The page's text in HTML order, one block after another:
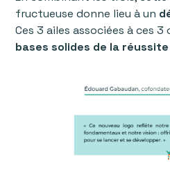
fructueuse donne lieu à un
Ces 3 ailes associées à ces
bases solides de la